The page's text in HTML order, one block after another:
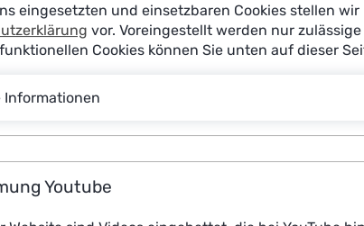
die Gesundheitsversorgung verbessern und
Patientenvertreterinnen und -vertreter
Dies ist das Ergebnis einer qualitativen
und schnellere Diagnose. Als Risiken
Entscheidungen, die auf Basis der KI-
eingesetzten und einsetzbaren Cookies stellen
vor. Voreingestellt werden nur
Cookies können Sie unten auf dieser
Informationen
Youtube